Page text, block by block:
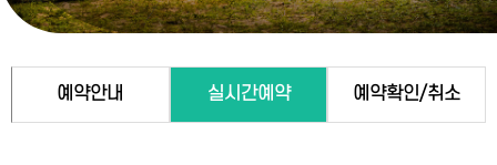
예약안내 실시간예약 예약확인/취소